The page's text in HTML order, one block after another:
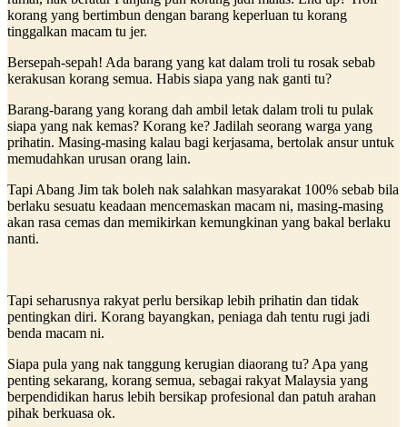
korang yang bertimbun dengan barang keperluan tu korang
tinggalkan macam tu jer.
Bersepah-sepah! Ada barang yang kat dalam troli tu rosak sebab
kerakusan korang semua. Habis siapa yang nak ganti tu?
Barang-barang yang korang dah ambil letak dalam troli tu pulak
siapa yang nak kemas? Korang ke? Jadilah seorang warga yang
prihatin. Masing-masing kalau bagi kerjasama, bertolak ansur untuk
memudahkan urusan orang lain.
Tapi Abang Jim tak boleh nak salahkan masyarakat 100% sebab bila
berlaku sesuatu keadaan mencemaskan macam ni, masing-masing
akan rasa cemas dan memikirkan kemungkinan yang bakal berlaku
nanti.
Tapi seharusnya rakyat perlu bersikap lebih prihatin dan tidak
pentingkan diri. Korang bayangkan, peniaga dah tentu rugi jadi
benda macam ni.
Siapa pula yang nak tanggung kerugian diaorang tu? Apa yang
penting sekarang, korang semua, sebagai rakyat Malaysia yang
berpendidikan harus lebih bersikap profesional dan patuh arahan
pihak berkuasa ok.